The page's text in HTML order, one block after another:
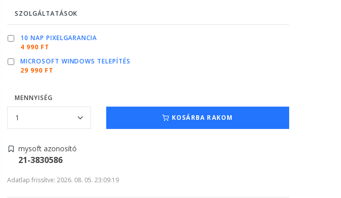
SZOLGÁLTATÁSOK
10 NAP PIXELGARANCIA
4 990 FT
MICROSOFT WINDOWS TELEPÍTÉS
29 990 FT
MENNYISÉG
KOSÁRBA RAKOM
mysoft azonosító
21-3830586
Adatlap frissítve: 2026. 08. 05. 23:09:19